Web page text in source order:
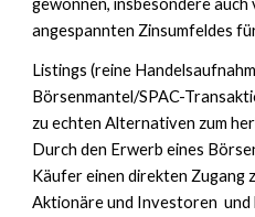
gewonnen, insbesondere
angespannten Zinsumfeldes
Listings (reine
Börsenmantel/SPAC-
zu echten Alternativen zum
Durch den Erwerb eines
Käufereinen direkten Zugang
Aktionäre und Investoren und